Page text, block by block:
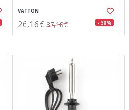
VATTON
26,16€ 37,18€ - 30%